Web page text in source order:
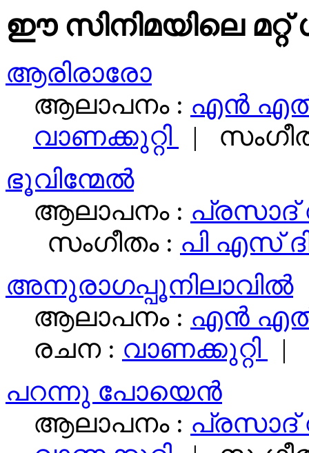
ഈ സിനിമയിലെ
ആരിരാരോ
ആലാപനം : എന്‍
വാണക്കുറ്റി
|
ഭൂവിന്മേല്‍
ആലാപനം : പ്രസാദ്‌
സംഗീതം : പി എസ്‌
അനുരാഗപ്പൂനിലാവില്‍
ആലാപനം : എന്‍
രചന : വാണക്കുറ്റി
|
പറന്നു പോയെൻ‍
ആലാപനം : പ്രസാദ്‌